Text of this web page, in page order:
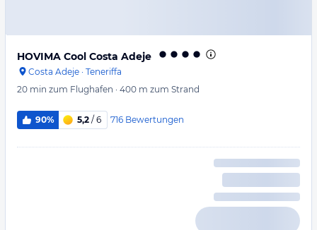
HOVIMA Cool Costa Adeje
Costa Adeje · Teneriffa
20 min zum Flughafen · 400 m zum Strand
90% 5,2 / 6 716 Bewertungen